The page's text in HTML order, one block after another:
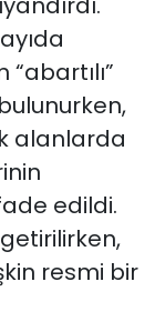
alanlarda
edildi.
resmi bir